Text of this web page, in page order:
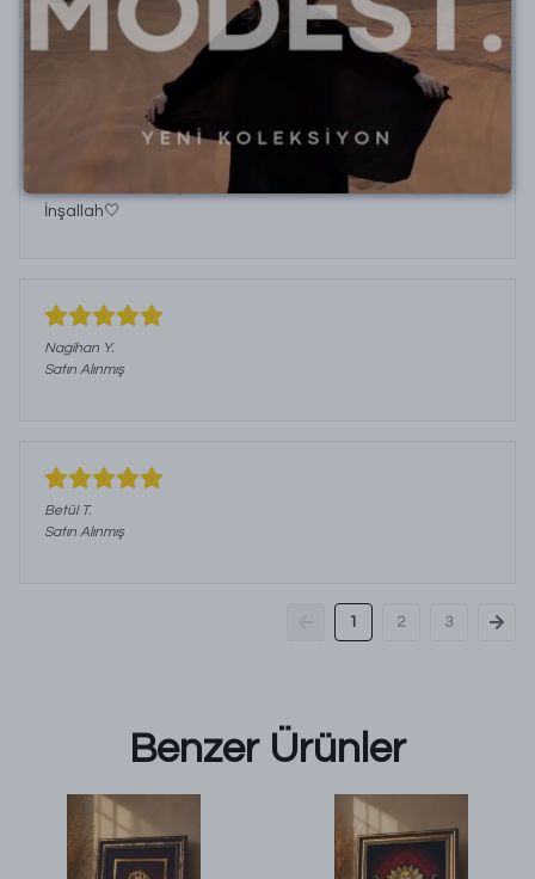
Kargom elime şuan ulaştı yumuşacık kumaş çok
beğendim almanızı tavsiye ederim,açınca yayılan ravza
kokusu huzur veriyor insana☺️Allah Bereketinizi Artırsın
İnşallah🤍
Nagihan Y.
Satın Alınmış
Betül T.
Satın Alınmış
1 2 3
Benzer Ürünler